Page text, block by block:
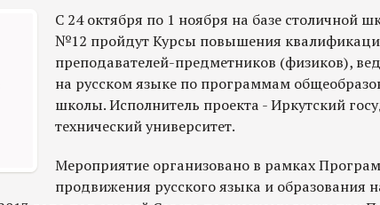
С 24 октября по 1 ноября на базе столичной
№12 пройдут Курсы повышения
преподавателей-предметников (физиков),
на русском языке по программам
школы. Исполнитель проекта - Иркутский
технический университет.
Мероприятие организовано в рамках
продвижения русского языка и образования